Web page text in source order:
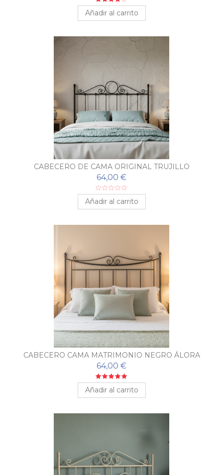
Añadir al carrito
CABECERO DE CAMA ORIGINAL TRUJILLO
64,00 €
Añadir al carrito
CABECERO CAMA MATRIMONIO NEGRO ÁLORA
64,00 €
Añadir al carrito